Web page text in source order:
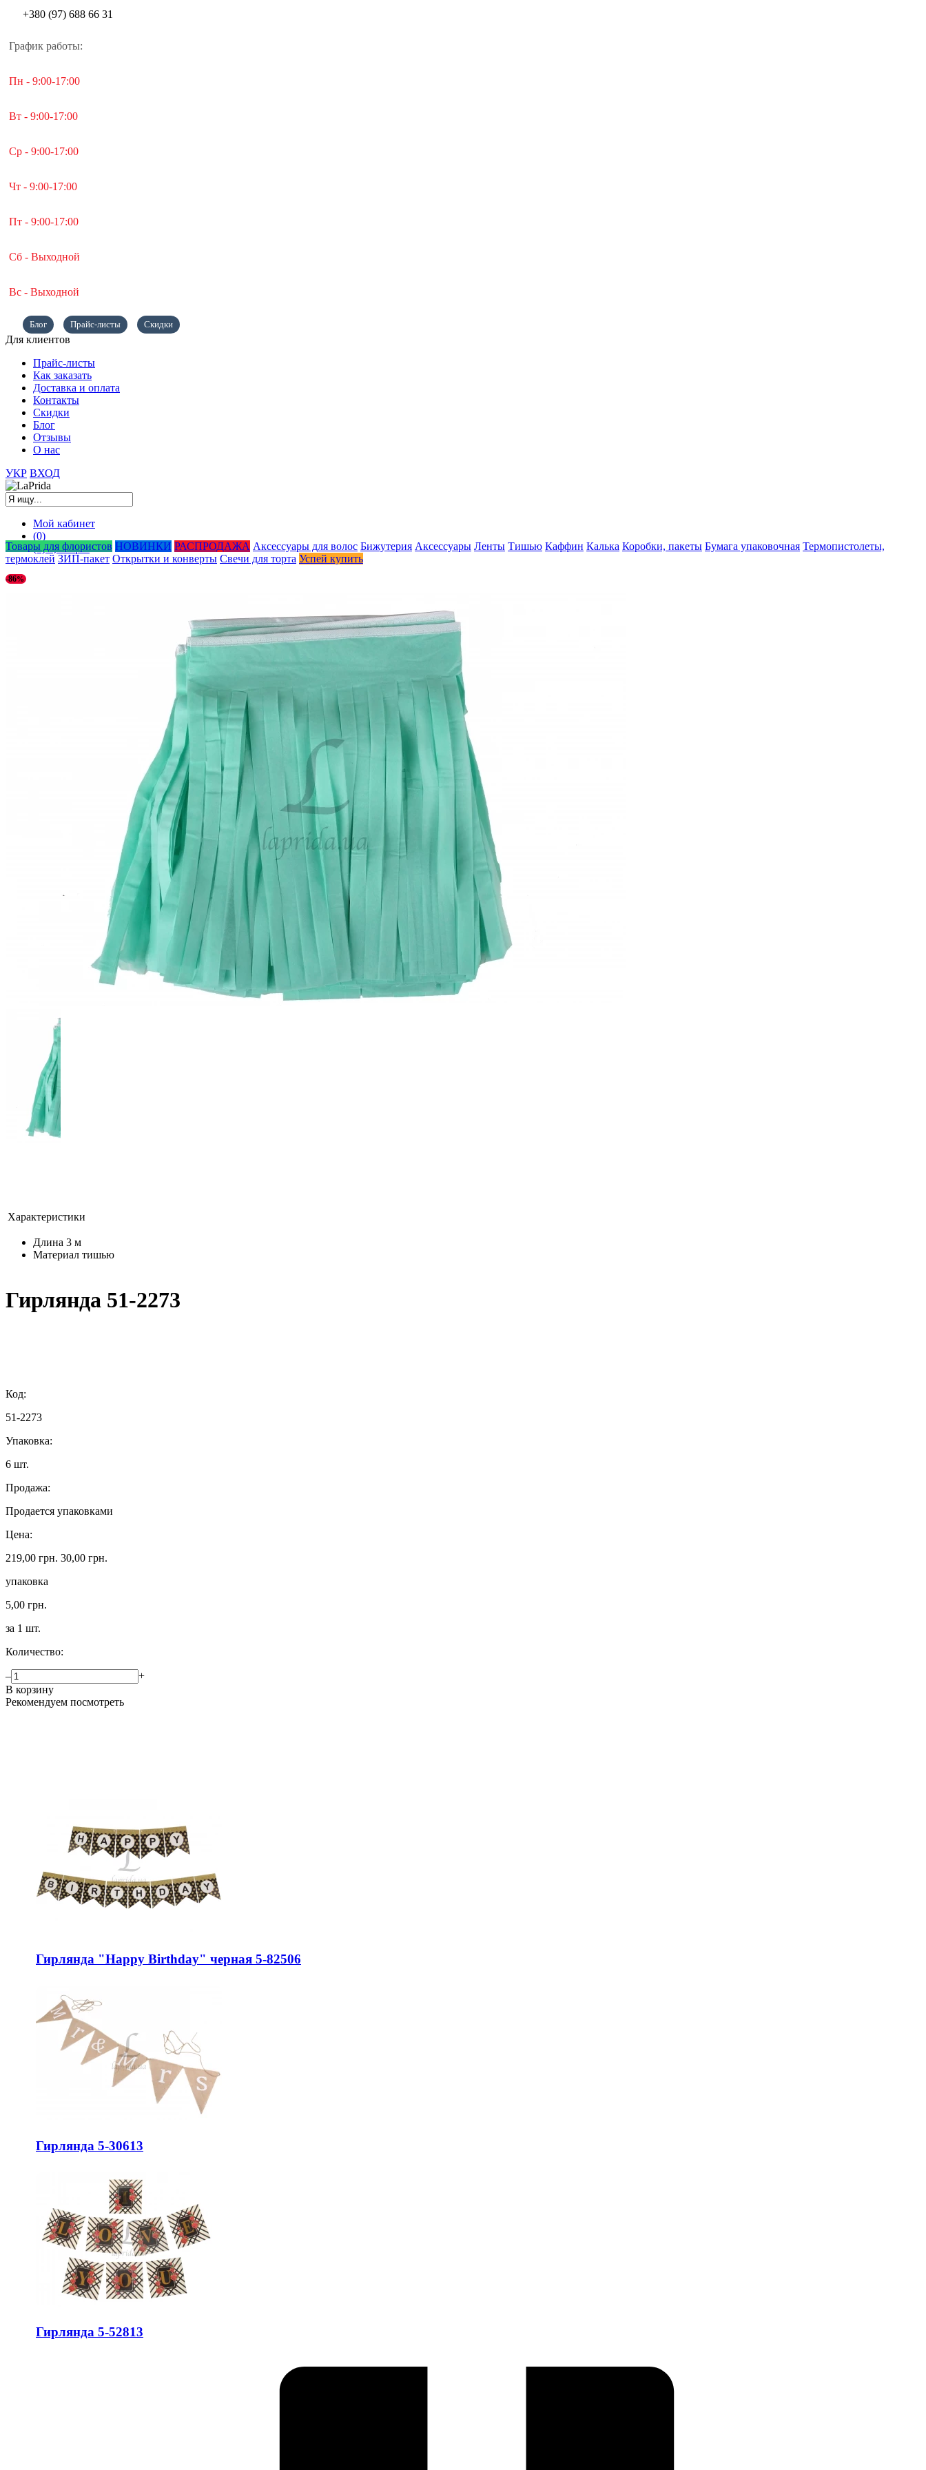
+380 (97) 688 66 31
График работы:
Пн - 9:00-17:00
Вт - 9:00-17:00
Ср - 9:00-17:00
Чт - 9:00-17:00
Пт - 9:00-17:00
Сб - Выходной
Вс - Выходной
Блог Прайс-листы Скидки
Для клиентов
Прайс-листы
Как заказать
Доставка и оплата
Контакты
Скидки
Блог
Отзывы
О нас
УКР ВХОД
Мой кабинет
(0)
(0) 0,00грн.
Товары для флористов НОВИНКИ РАСПРОДАЖА Аксессуары для волос Бижутерия Аксессуары Ленты Тишью Каффин Калька Коробки, пакеты Бумага упаковочная Термопистолеты,
термоклей ЗИП-пакет Открытки и конверты Свечи для торта Успей купить
-86
Характеристики
Длина 3 м
Материал тишью
Гирлянда 51-2273
Код:
51-2273
Упаковка:
6 шт.
Продажа:
Продается упаковками
Цена:
219,00 грн. 30,00 грн.
упаковка
5,00 грн.
за 1 шт.
Количество:
–
+
В корзину
Рекомендуем посмотреть
Гирлянда "Happy Birthday" черная 5-82506
Гирлянда 5-30613
Гирлянда 5-52813